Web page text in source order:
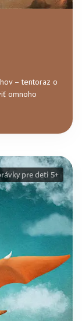
– tentoraz o
omnoho
pre deti 5+